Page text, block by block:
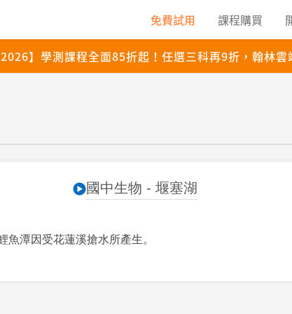
國中生物 - 堰塞湖
魚潭因受花蓮溪搶水所產生。